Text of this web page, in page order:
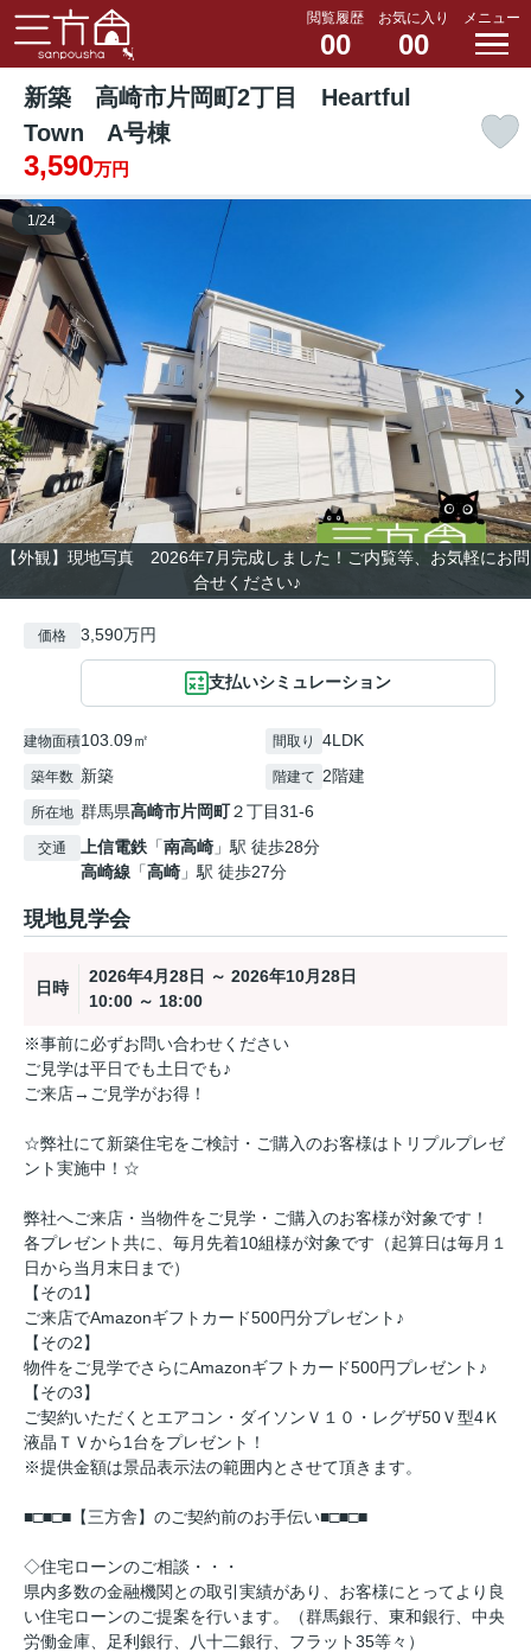
閲覧履歴
00
お気に入り
00
メニュー
新築 高崎市片岡町2丁目 Heartful
Town A号棟
3,590万円
【外観】現地写真 2026年7月完成しました！ご内覧等、お気軽にお問
合せください♪
1/24
価格 3,590万円
支払いシミュレーション
建物面積103.09㎡ 間取り 4LDK
築年数 新築 階建て 2階建
所在地 群馬県高崎市片岡町２丁目31-6
交通 上信電鉄 「南高崎 」駅 徒歩28分
高崎線 「高崎 」駅 徒歩27分
現地見学会
日時
2026年4月28日 ～ 2026年10月28日
10:00 ～ 18:00
※事前に必ずお問い合わせください
ご見学は平日でも土日でも♪
ご来店→ご見学がお得！
☆弊社にて新築住宅をご検討・ご購入のお客様はトリプルプレゼ
ント実施中！☆
弊社へご来店・当物件をご見学・ご購入のお客様が対象です！
各プレゼント共に、毎月先着10組様が対象です（起算日は毎月１
日から当月末日まで）
【その1】
ご来店でAmazonギフトカード500円分プレゼント♪
【その2】
物件をご見学でさらにAmazonギフトカード500円プレゼント♪
【その3】
ご契約いただくとエアコン・ダイソンＶ１０・レグザ50Ｖ型4Ｋ
液晶ＴＶから1台をプレゼント！
※提供金額は景品表示法の範囲内とさせて頂きます。
■□■□■【三方舎】のご契約前のお手伝い■□■□■
◇住宅ローンのご相談・・・
県内多数の金融機関との取引実績があり、お客様にとってより良
い住宅ローンのご提案を行います。（群馬銀行、東和銀行、中央
労働金庫、足利銀行、八十二銀行、フラット35等々）